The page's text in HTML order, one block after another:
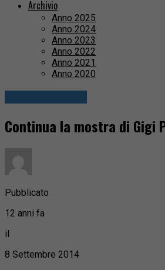
Archivio
Anno 2025
Anno 2024
Anno 2023
Anno 2022
Anno 2021
Anno 2020
Continua la mostra di Gigi
Pubblicato
12 anni fa
il
8 Settembre 2014